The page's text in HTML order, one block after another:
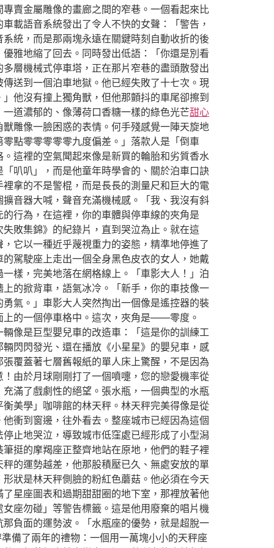
賣金屬雕像的畫廊之間的窄巷。一個看起來比
載語音系統發出了令人不快的女聲：「警告，
統，而是那兩塊永遠在關鍵時刻自動收折的後
雅地縮了回去。同時發出低語：「你還是別看
層機械式停車塔，正在那片窄巷的盡頭散發出
送到一個泊車地獄。他已經失敗了十七次。現
他沒有撞上獨角獸，但他那顫抖的車尾卻擦到
道濃郁的、像薄荷口香糖一樣的綠色光芒甜心
雕像一臉困惑的表情。何手殘感覺一陣天旋地
點零零零零零九度偏差。」落款人是「倒車
這裡的空氣聞起來像是新買的輪胎和劣質香水
叭叭」，而是他童年時學會的、關於泊車口訣
拿的不是警棍，而是長長的測量尺和巨大的電
擴音器大喊，聲音充滿機械感。「我、我沒有斜
行為，在這裡，你的車體與停車線的夾角是
敗集錦》的紀錄片，直到哭泣為止。就在這
它以一種近乎蔑視重力的姿態，精準地停進了
駕駛座上走出一個全身黑色皮衣的女人，她戴
樣，完美地落在網格線上。「車影大人！」泊
的掀背車，語氣冰冷。「新手，你的車技像一
氣。」車影大人突然掏出一個像是遙控器的裝
上的一個停車格中。這次，夾角是——零度。
像是巨型嬰兒車的改造車：「這是你的訓練工
閃閃發光、還在播放《小星星》的嬰兒車，感
覆蓋著七層舊報紙的單人床上驚醒，不是因為
由於月球剛剛打了一個噴嚏，您的戀愛機率從
滿了戲劇性的絕望。張水瓶，一個典型的水瓶
美學」咖啡館的林天秤。林天秤完美得像是從
衝到窗邊，往外看去。整座城市已經因為這個
止地哭泣，導致城市低窪處已經形成了小型潟
挺的摩羯座正整齊地站在原地，他們的鞋子裡
的運勢越差，他那股積壓已久、無處安放的單
狀是林天秤側臉的粉紅色蘑菇。他必須在今天
星座圖表和過期甜甜圈的地下室，那裡放著他
座勿碰」等警告標籤。這是他用廢棄的唱片機
負面的運勢波。「水瓶座的優勢，就是超脫一
備了兩年的禮物：一個用一萬塊小小的天秤座